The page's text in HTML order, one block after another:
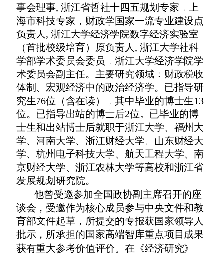
事会理事, 浙江省哲社十四五规划专家，上
海市科技专家，财政学国家一流专业建设点
负责人, 浙江大学经济学院数字经济实验室
（首批校级培育）原负责人, 浙江大学社科
学部学术委员会委员，浙江大学经济学院学
术委员会副主任。主要研究领域：财政税收
体制、宏观经济中的政治经济学。已指导研
究生76位（含在读），其中毕业的博士生13
位。 已指导出站的博士后2位。 已毕业的博
士生和出站博士后就职于浙江大学、福州大
学、河南大学、浙江财经大学、山东财经大
学、杭州电子科技大学、航天工程大学、南
京财经大学、浙江农林大学等高校和浙江省
发展规划研究院。
他曾受邀参加全国政协副主席召开的座
谈会，受邀作为核心成员参与中央文件和教
育部文件起草，所提交的专报获国家领导人
批示，所承担的国家高端智库重点项目成果
获有重大参考价值评价。 在《经济研究》